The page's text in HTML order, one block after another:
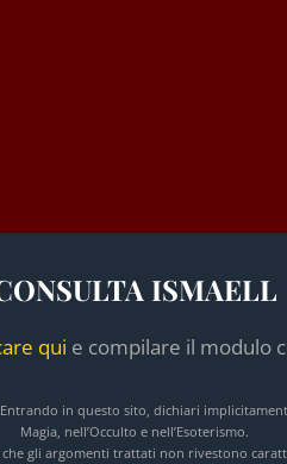
ISMAELL
qui e compilare il modulo
in questo sito, dichiari
Magia, nell’Occulto e nell’Esoterismo.
gli argomenti trattati non rivestono